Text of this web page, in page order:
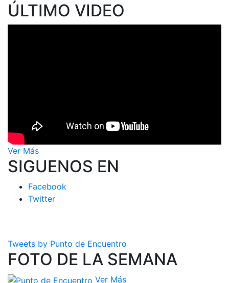
ÚLTIMO VIDEO
Ver Más
SIGUENOS EN
Facebook
Twitter
Tweets by Punto de Encuentro
FOTO DE LA SEMANA
Ver Más